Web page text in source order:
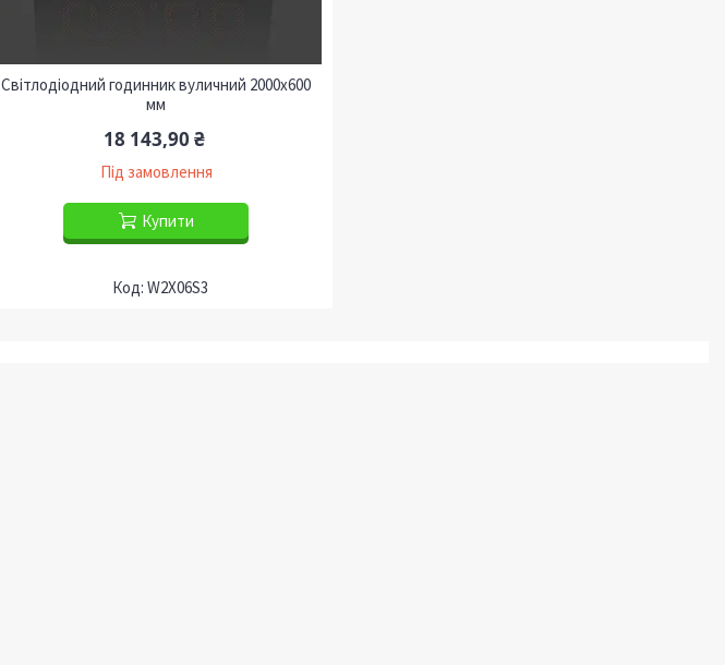
Світлодіодний годинник вуличний 2000х600
мм
18 143,90 ₴
Під замовлення
Купити
W2X06S3